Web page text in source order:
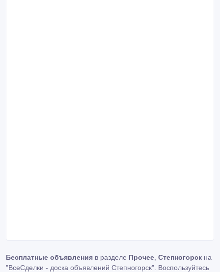
Бесплатные объявления в разделе Прочее Степногорск на
"ВсеСделки - доска объявлений Степногорск". Воспользуйтесь